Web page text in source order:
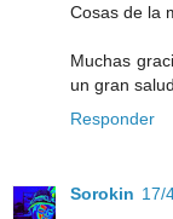
Cosas de la
Muchas
un gran
Responder
Sorokin 17/